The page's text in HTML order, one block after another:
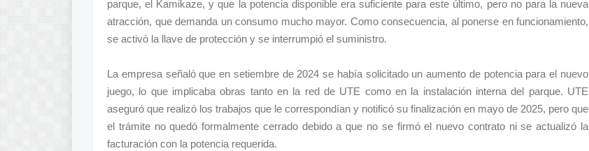
parque, el Kamikaze, y que la potencia disponible era suficiente para este último, pero no para la nueva
atracción, que demanda un consumo mucho mayor. Como consecuencia, al ponerse en funcionamiento,
se activó la llave de protección y se interrumpió el suministro.
La empresa señaló que en setiembre de 2024 se había solicitado un aumento de potencia para el nuevo
juego, lo que implicaba obras tanto en la red de UTE como en la instalación interna del parque. UTE
aseguró que realizó los trabajos que le correspondían y notificó su finalización en mayo de 2025, pero que
el trámite no quedó formalmente cerrado debido a que no se firmó el nuevo contrato ni se actualizó la
facturación con la potencia requerida.